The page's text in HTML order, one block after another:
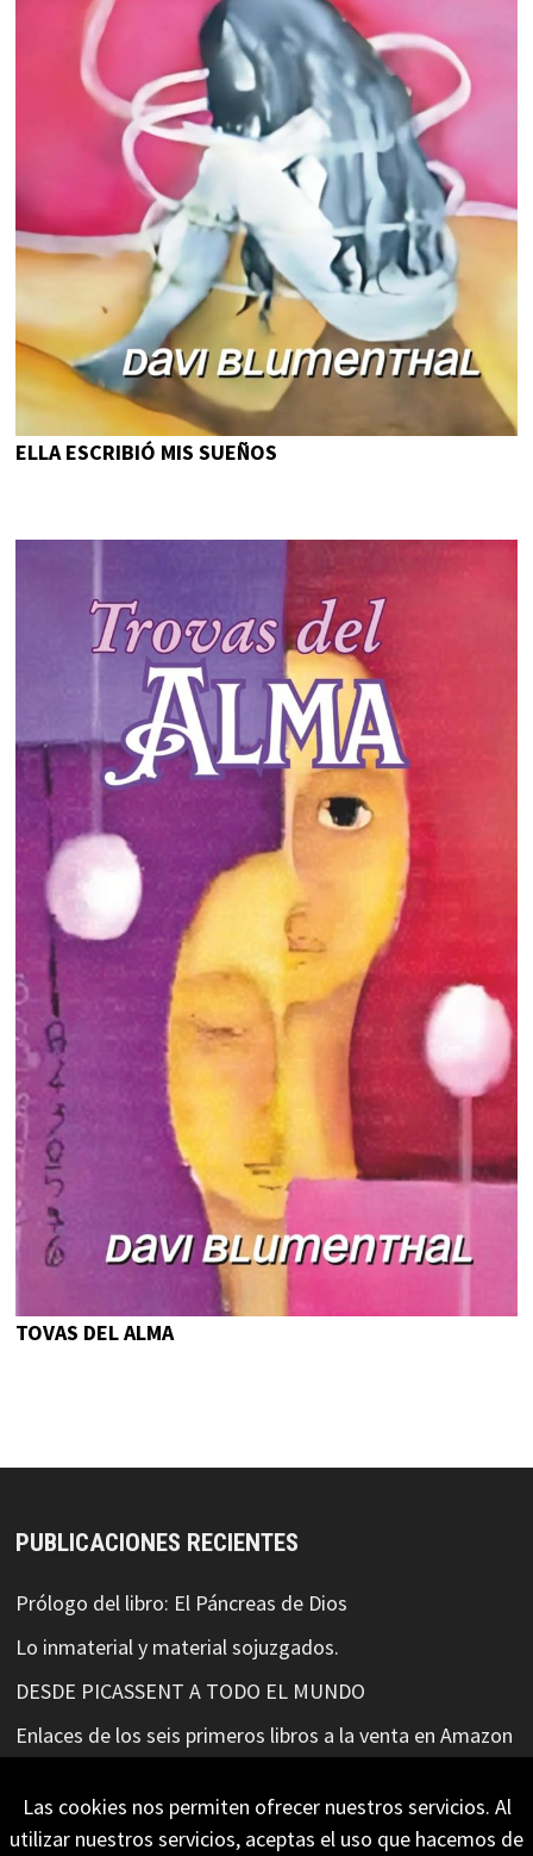
ELLA ESCRIBIÓ MIS SUEÑOS
TOVAS DEL ALMA
PUBLICACIONES RECIENTES
Prólogo del libro: El Páncreas de Dios
Lo inmaterial y material sojuzgados.
DESDE PICASSENT A TODO EL MUNDO
Enlaces de los seis primeros libros a la venta en Amazon
Las cookies nos permiten ofrecer nuestros servicios. Al
utilizar nuestros servicios, aceptas el uso que hacemos de